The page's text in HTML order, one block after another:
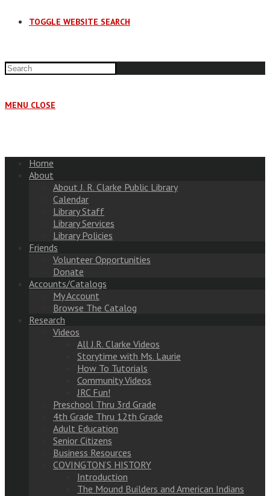
TOGGLE WEBSITE SEARCH
MENU CLOSE
Home
About
About J. R. Clarke Public Library
Calendar
Library Staff
Library Services
Library Policies
Friends
Volunteer Opportunities
Donate
Accounts/Catalogs
My Account
Browse The Catalog
Research
Videos
All J.R. Clarke Videos
Storytime with Ms. Laurie
How To Tutorials
Community Videos
JRC Fun!
Preschool Thru 3rd Grade
4th Grade Thru 12th Grade
Adult Education
Senior Citizens
Business Resources
COVINGTON’S HISTORY
Introduction
The Mound Builders and American Indians